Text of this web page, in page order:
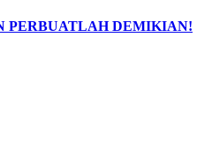
PERBUATLAH DEMIKIAN!